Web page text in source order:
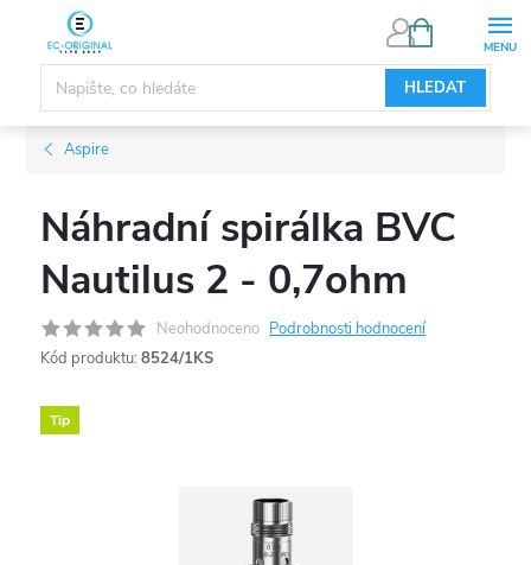
obsah
HLEDAT
NÁKUPNÍ
Aspire
Náhradní spirálka BVC
Nautilus 2 - 0,7ohm
Neohodnoceno Podrobnosti hodnocení
Kód produktu: 8524/1KS
Tip